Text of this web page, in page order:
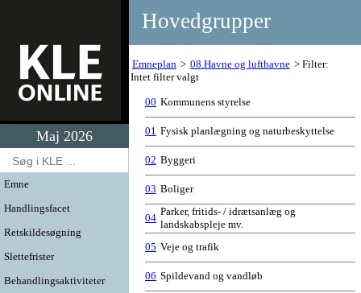
Maj 2026
Emne
Handlingsfacet
Retskildesøgning
Slettefrister
Behandlingsaktiviteter
Hovedgrupper
Emneplan 08.Havne og lufthavne
Filter:
Intet filter valgt
00 Kommunens styrelse
01 Fysisk planlægning og naturbeskyttelse
02 Byggeri
03 Boliger
04
Parker, fritids- / idrætsanlæg og
landskabspleje mv.
05 Veje og trafik
06 Spildevand og vandløb